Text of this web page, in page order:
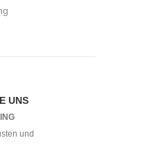
UNS
und